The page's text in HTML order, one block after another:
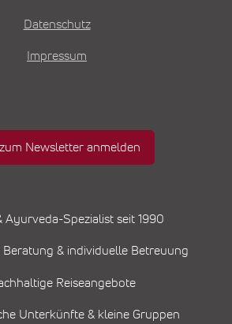
Datenschutz
Impressum
Newsletter anmelden
Ayurveda-Spezialist seit 1990
Beratung & individuelle Betreuung
Reiseangebote
Unterkünfte & kleine Gruppen